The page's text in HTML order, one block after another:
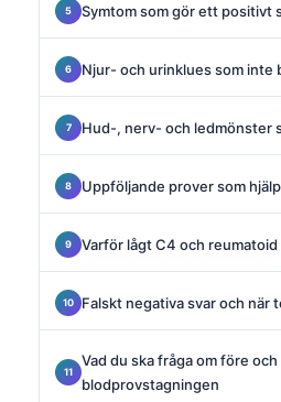
Symtom som gör ett positivt
Njur- och urinklues som inte
Hud-, nerv- och ledmönster
Uppföljande prover som
Varför lågt C4 och
Falskt negativa svar och när
Vad du ska fråga om före
blodprovstagningen